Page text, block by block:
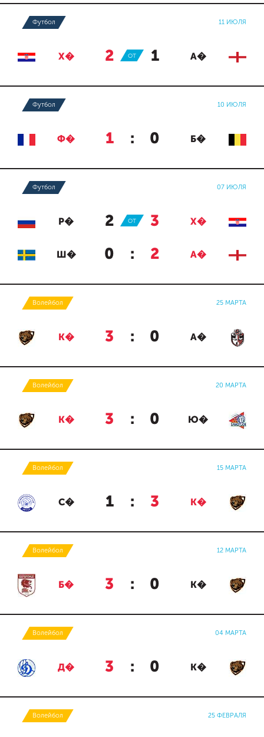
Футбол 11 ИЮЛЯ
Х� 2 : 1 А�
ОТ
Футбол 10 ИЮЛЯ
Ф� 1 : 0 Б�
Футбол 07 ИЮЛЯ
Р� 2 : 3 Х�
ОТ
Ш� 0 : 2 А�
Волейбол 25 МАРТА
К� 3 : 0 А�
Волейбол 20 МАРТА
К� 3 : 0 Ю�
Волейбол 15 МАРТА
С� 1 : 3 К�
Волейбол 12 МАРТА
Б� 3 : 0 К�
Волейбол 04 МАРТА
Д� 3 : 0 К�
Волейбол 25 ФЕВРАЛЯ